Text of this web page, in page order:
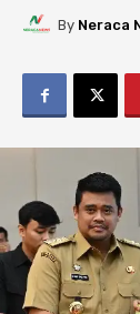
By Neraca